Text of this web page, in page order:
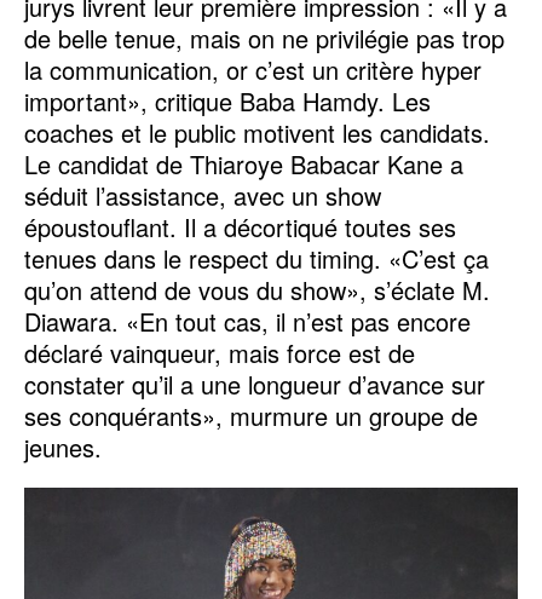
de belle tenue, mais on ne privilégie pas trop
la communication, or c’est un critère hyper
important», critique Baba Hamdy. Les
coaches et le public motivent les candidats.
Le candidat de Thiaroye Babacar Kane a
séduit l’assistance, avec un show
époustouflant. Il a décortiqué toutes ses
tenues dans le respect du timing. «C’est ça
qu’on attend de vous du show», s’éclate M.
Diawara. «En tout cas, il n’est pas encore
déclaré vainqueur, mais force est de
constater qu’il a une longueur d’avance sur
ses conquérants», murmure un groupe de
jeunes.